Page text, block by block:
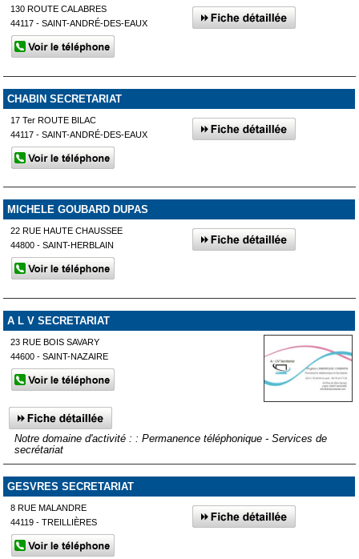
130 ROUTE CALABRES
44117 - SAINT-ANDRÉ-DES-EAUX
CHABIN SECRETARIAT
17 Ter ROUTE BILAC
44117 - SAINT-ANDRÉ-DES-EAUX
MICHELE GOUBARD DUPAS
22 RUE HAUTE CHAUSSEE
44800 - SAINT-HERBLAIN
A L V SECRETARIAT
23 RUE BOIS SAVARY
44600 - SAINT-NAZAIRE
Notre domaine d'activité : : Permanence téléphonique - Services de
secrétariat
GESVRES SECRETARIAT
8 RUE MALANDRE
44119 - TREILLIÈRES